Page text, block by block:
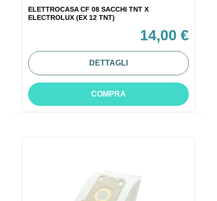
ELETTROCASA CF 08 SACCHI TNT X
ELECTROLUX (EX 12 TNT)
14,00 €
DETTAGLI
COMPRA